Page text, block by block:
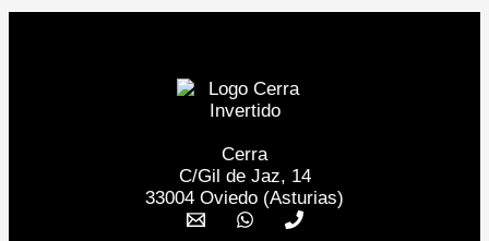
Cerra
C/Gil de Jaz, 14
33004 Oviedo (Asturias)